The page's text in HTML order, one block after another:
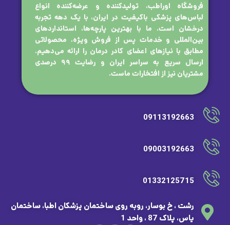
فروشگاه اوراطب، تولیدکننده و عرضه‌کننده انواع
لباس‌های پزشکی باکیفیت در ایران، با یک دهه تجربه
درخشان است. ما با بهترین پارچه‌ها، استانداردهای
بین‌المللی و خدمات پس از فروش ویژه، محصولاتی
مطابق با نیازهای اعضای کادر درمان را ارائه می‌دهیم.
ارسال سریع به سراسر ایران و رضایت ۹۹ درصدی
مشتریان نیز از افتخارات ماست.
09113192663
09003192663
01332125715
رشت ، خ بوسار، روبه روی ساختمان پزشکان اطبا، ساختمان
یاس، پلاک 87 ، واحد 1